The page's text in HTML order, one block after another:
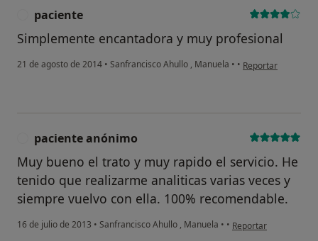
paciente
Simplemente encantadora y muy profesional
21 de agosto de 2014 • Sanfrancisco Ahullo , Manuela • • en opinión del
Reportar
paciente anónimo
Muy bueno el trato y muy rapido el servicio. He
tenido que realizarme analiticas varias veces y
siempre vuelvo con ella. 100% recomendable.
16 de julio de 2013 • Sanfrancisco Ahullo , Manuela • • en opinión del
Reportar